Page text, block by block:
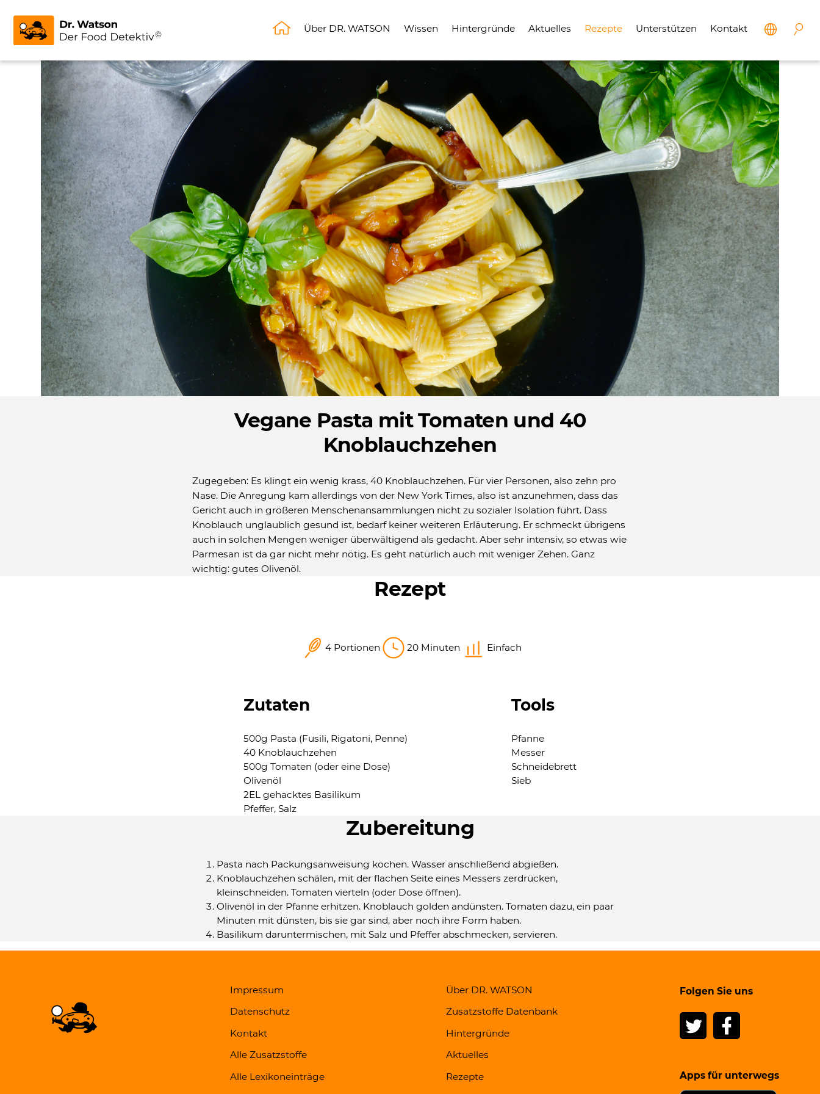
Über DR. WATSON Wissen Hintergründe Aktuelles Rezepte Unterstützen Kontakt
Vegane Pasta mit Tomaten und 40
Knoblauchzehen
Zugegeben: Es klingt ein wenig krass, 40 Knoblauchzehen. Für vier Personen, also zehn pro
Nase. Die Anregung kam allerdings von der New York Times, also ist anzunehmen, dass das
Gericht auch in größeren Menschenansammlungen nicht zu sozialer Isolation führt. Dass
Knoblauch unglaublich gesund ist, bedarf keiner weiteren Erläuterung. Er schmeckt übrigens
auch in solchen Mengen weniger überwältigend als gedacht. Aber sehr intensiv, so etwas wie
Parmesan ist da gar nicht mehr nötig. Es geht natürlich auch mit weniger Zehen. Ganz
wichtig: gutes Olivenöl.
Rezept
4 Portionen 20 Minuten Einfach
Zutaten
500g Pasta (Fusili, Rigatoni, Penne)
40 Knoblauchzehen
500g Tomaten (oder eine Dose)
Olivenöl
2EL gehacktes Basilikum
Pfeffer, Salz
Tools
Pfanne
Messer
Schneidebrett
Sieb
Zubereitung
Pasta nach Packungsanweisung kochen. Wasser anschließend abgießen.
Knoblauchzehen schälen, mit der flachen Seite eines Messers zerdrücken,
kleinschneiden. Tomaten vierteln (oder Dose öffnen).
Olivenöl in der Pfanne erhitzen. Knoblauch golden andünsten. Tomaten dazu, ein paar
Minuten mit dünsten, bis sie gar sind, aber noch ihre Form haben.
Basilikum daruntermischen, mit Salz und Pfeffer abschmecken, servieren.
Impressum
Datenschutz
Kontakt
Alle Zusatzstoffe
Alle Lexikoneinträge
Über DR. WATSON
Zusatzstoffe Datenbank
Hintergründe
Aktuelles
Rezepte
Folgen Sie uns
Apps für unterwegs